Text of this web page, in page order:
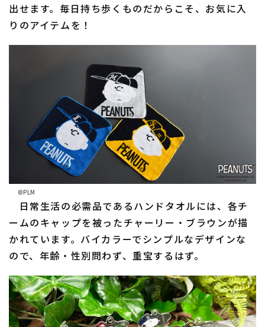
出せます。毎日持ち歩くものだからこそ、お気に入
りのアイテムを！
©PLM
日常生活の必需品であるハンドタオルには、各チ
ームのキャップを被ったチャーリー・ブラウンが描
かれています。バイカラーでシンプルなデザインな
ので、年齢・性別問わず、重宝するはず。